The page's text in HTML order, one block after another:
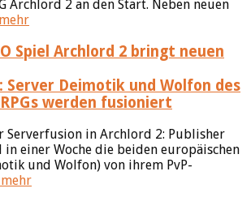
Archlord 2 an den Start. Neben neuen
Server Deimotik und Wolfon des
werden fusioniert
Serverfusion in Archlord 2: Publisher
in einer Woche die beiden europäischen
und Wolfon) von ihrem PvP-